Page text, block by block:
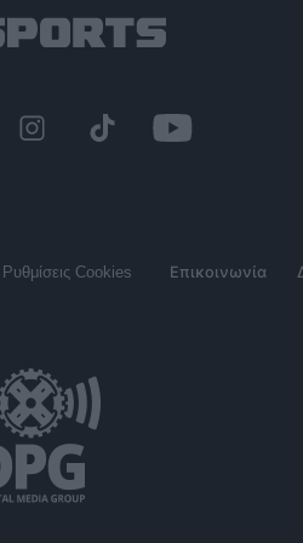
Ρυθμίσεις Cookies Επικοινωνία